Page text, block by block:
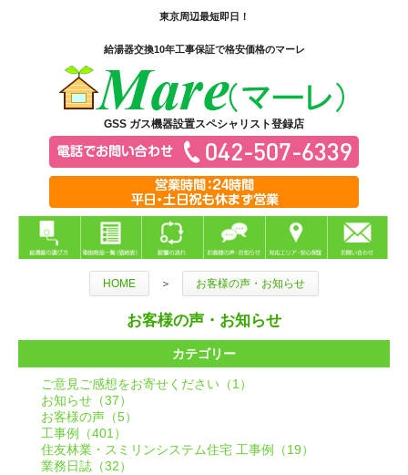
東京周辺最短即日！
給湯器交換10年工事保証で格安価格のマーレ
GSS ガス機器設置スペシャリスト登録店
HOME ＞ お客様の声・お知らせ
お客様の声・お知らせ
カテゴリー
ご意見ご感想をお寄せください（1）
お知らせ（37）
お客様の声（5）
工事例（401）
住友林業・スミリンシステム住宅 工事例（19）
業務日誌（32）